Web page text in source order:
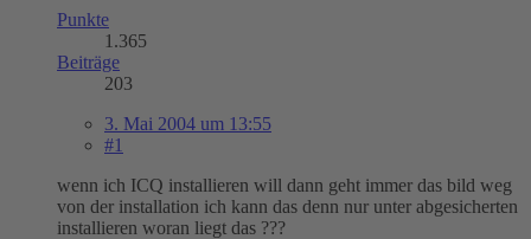
Punkte
1.365
Beiträge
203
3. Mai 2004 um 13:55
#1
wenn ich ICQ installieren will dann geht immer das bild weg
von der installation ich kann das denn nur unter abgesicherten
installieren woran liegt das ???